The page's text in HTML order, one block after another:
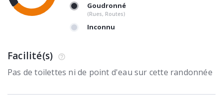
Goudronné
(Rues, Routes)
Inconnu
Facilité(s)
Pas de toilettes ni de point d'eau sur cette randonnée